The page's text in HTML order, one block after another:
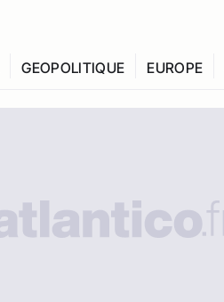
GEOPOLITIQUE EUROPE